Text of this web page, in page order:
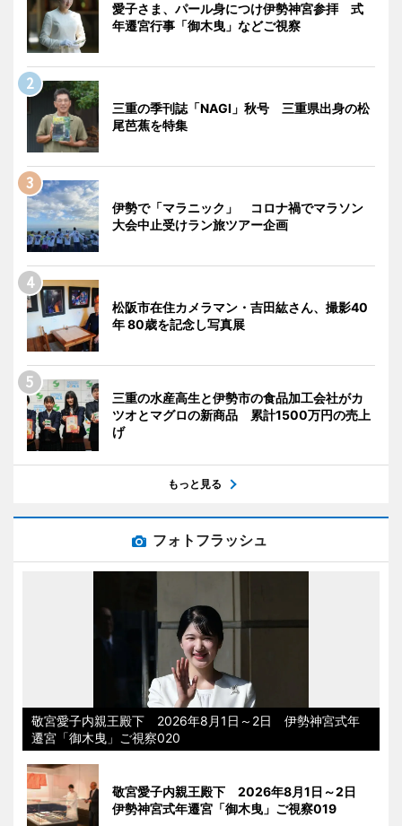
愛子さま、パール身につけ伊勢神宮参拝 式
年遷宮行事「御木曳」などご視察
三重の季刊誌「NAGI」秋号 三重県出身の松
尾芭蕉を特集
伊勢で「マラニック」 コロナ禍でマラソン
大会中止受けラン旅ツアー企画
松阪市在住カメラマン・吉田紘さん、撮影40
年 80歳を記念し写真展
三重の水産高生と伊勢市の食品加工会社がカ
ツオとマグロの新商品 累計1500万円の売上
げ
もっと見る
フォトフラッシュ
敬宮愛子内親王殿下 2026年8月1日～2日 伊勢神宮式年
遷宮「御木曳」ご視察020
敬宮愛子内親王殿下 2026年8月1日～2日
伊勢神宮式年遷宮「御木曳」ご視察019